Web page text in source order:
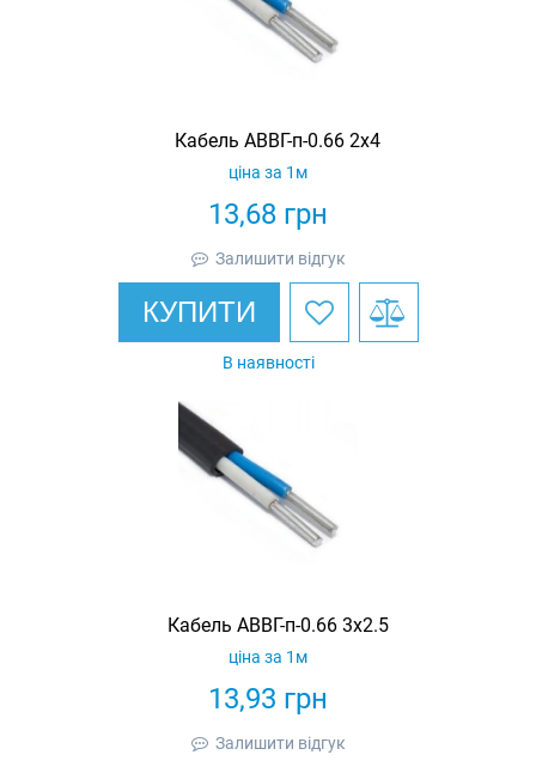
Кабель АВВГ-п-0.66 2х4
13,68 грн
ціна за 1м
Залишити відгук
КУПИТИ
В наявності
Кабель АВВГ-п-0.66 3х2.5
13,93 грн
ціна за 1м
Залишити відгук